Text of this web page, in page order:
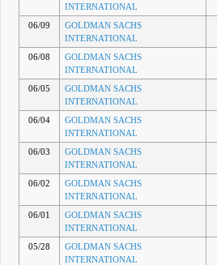
INTERNATIONAL
06/09
GOLDMAN SACHS
INTERNATIONAL
06/08
GOLDMAN SACHS
INTERNATIONAL
06/05
GOLDMAN SACHS
INTERNATIONAL
06/04
GOLDMAN SACHS
INTERNATIONAL
06/03
GOLDMAN SACHS
INTERNATIONAL
06/02
GOLDMAN SACHS
INTERNATIONAL
06/01
GOLDMAN SACHS
INTERNATIONAL
05/28
GOLDMAN SACHS
INTERNATIONAL